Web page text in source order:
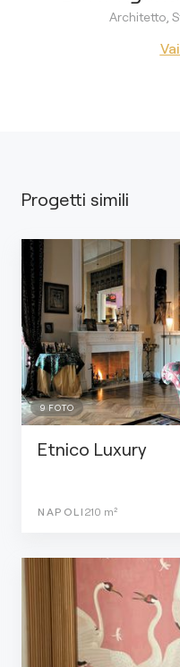
Architetto,
Progetti simili
9 FOTO
Etnico Luxury
NAPOLI 210 m²